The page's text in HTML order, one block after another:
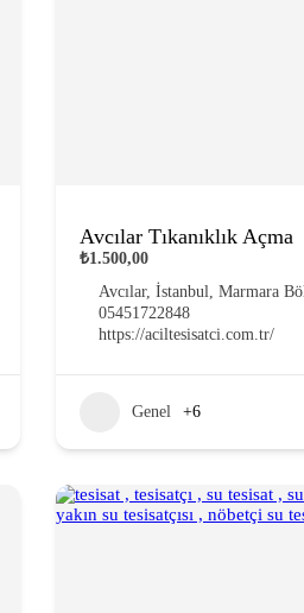
Avcılar Tıkanıklık Açma
₺1.500,00
Avcılar, İstanbul, Marmara
05451722848
https://aciltesisatci.com.tr/
Genel +6